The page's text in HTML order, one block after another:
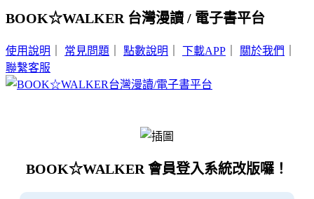
BOOK☆WALKER 台灣漫讀 / 電子書平台
使用說明 常見問題 點數說明 下載APP 關於我們
聯繫客服
BOOK☆WALKER 會員登入系統改版囉！